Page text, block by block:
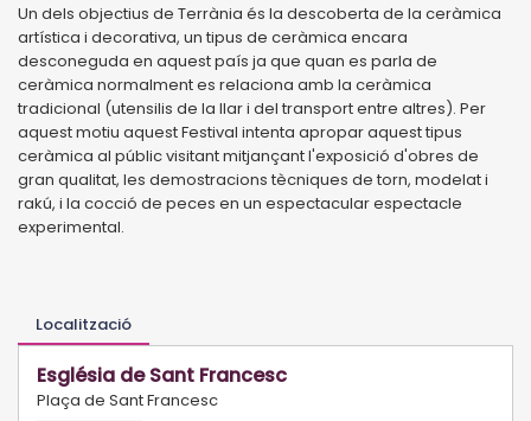
Un dels objectius de Terrània és la descoberta de la ceràmica
artística i decorativa, un tipus de ceràmica encara
desconeguda en aquest país ja que quan es parla de
ceràmica normalment es relaciona amb la ceràmica
tradicional (utensilis de la llar i del transport entre altres). Per
aquest motiu aquest Festival intenta apropar aquest tipus
ceràmica al públic visitant mitjançant l'exposició d'obres de
gran qualitat, les demostracions tècniques de torn, modelat i
rakú, i la cocció de peces en un espectacular espectacle
experimental.
Localització
Església de Sant Francesc
Plaça de Sant Francesc